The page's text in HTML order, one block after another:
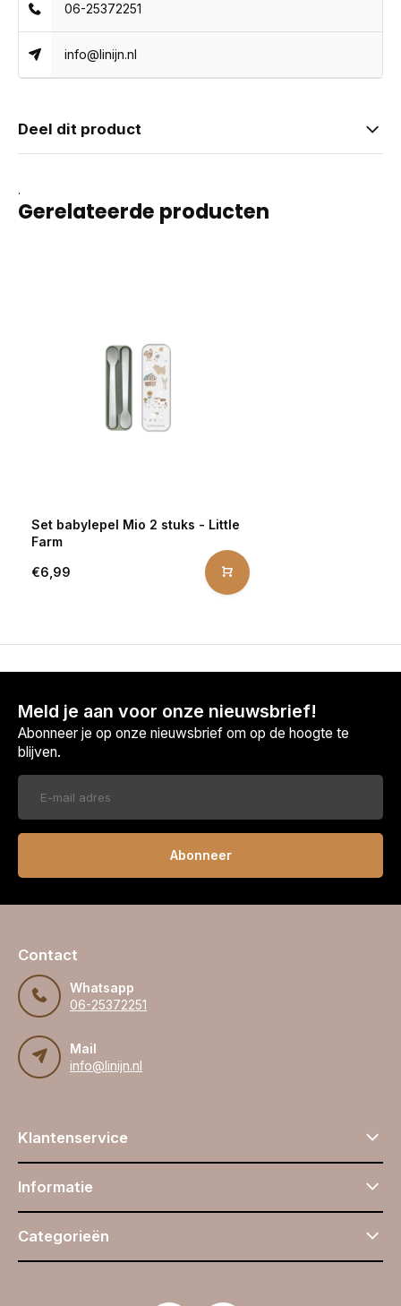
06-25372251
info@linijn.nl
Deel dit product
.
Gerelateerde producten
Set babylepel Mio 2 stuks - Little
Farm
€6,99
Meld je aan voor onze nieuwsbrief!
Abonneer je op onze nieuwsbrief om op de hoogte te
blijven.
Abonneer
Contact
Whatsapp
06-25372251
Mail
info@linijn.nl
Klantenservice
Informatie
Categorieën